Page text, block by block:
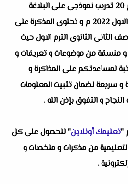
حيث نقدم لحضراتكم اليوم 20 تدريب نموذجى على البلاغة
للصف الثانى الثانوى الترم الاول 2022 م و تحتوى المذكرة على
الثانى الثانوى الترم الاول حيث
منسقة من موضوعات و تعريفات و
لمساعدتكم على المذاكرة و
و سريعة لضمان تثبيت المعلومات
و التفوق بإذن الله .
"تعليمك أونلاين" للحصول على كل
من مذكرات و ملخصات و
.